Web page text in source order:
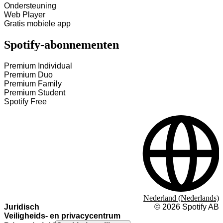
Ondersteuning
Web Player
Gratis mobiele app
Spotify-abonnementen
Premium Individual
Premium Duo
Premium Family
Premium Student
Spotify Free
Juridisch
Veiligheids- en privacycentrum
© 2026 Spotify AB
Nederland (Nederlands)